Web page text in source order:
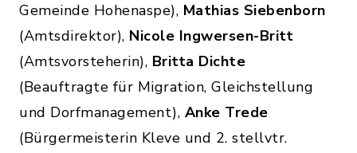
Gemeinde Hohenaspe), Mathias Siebenborn
(Amtsdirektor), Nicole Ingwersen-Britt
(Amtsvorsteherin), Britta Dichte
(Beauftragte für Migration, Gleichstellung
und Dorfmanagement), Anke Trede
(Bürgermeisterin Kleve und 2. stellvtr.